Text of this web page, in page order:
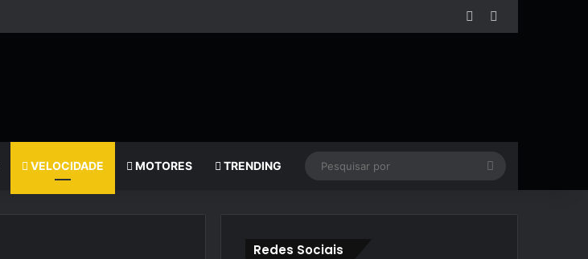
Facebook
VELOCIDADE MOTORES TRENDING
Pesquisar
Redes Sociais